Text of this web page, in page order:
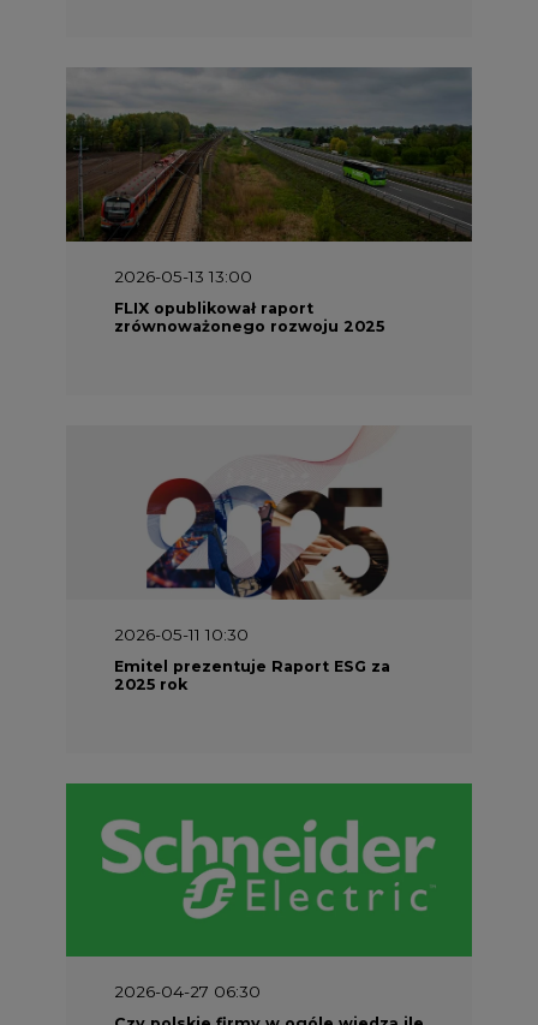
2026-05-13 13:00
FLIX opublikował raport
zrównoważonego rozwoju 2025
2026-05-11 10:30
Emitel prezentuje Raport ESG za
2025 rok
2026-04-27 06:30